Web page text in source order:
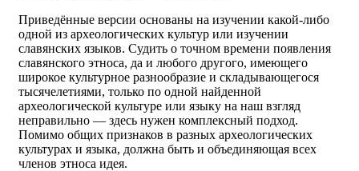
Приведённые версии основаны на изучении какой-либо
одной из археологических культур или изучении
славянских языков. Судить о точном времени появления
славянского этноса, да и любого другого, имеющего
широкое культурное разнообразие и складывающегося
тысячелетиями, только по одной найденной
археологической культуре или языку на наш взгляд
неправильно — здесь нужен комплексный подход.
Помимо общих признаков в разных археологических
культурах и языка, должна быть и объединяющая всех
членов этноса идея.